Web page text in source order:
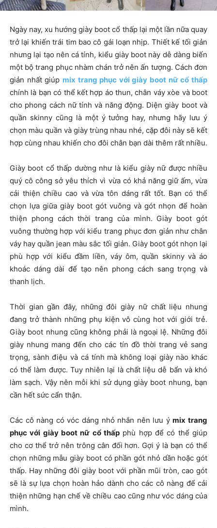
Ngày nay, xu hướng giày boot cổ thấp lại một lần nữa quay
trở lại khiến trái tim bao cô gái loạn nhịp. Thiết kế tối giản
nhưng lại tạo nên cá tính, kiểu giày boot này dễ dàng biến
một bộ trang phục nhàm chán trở nên ấn tượng. Cách đơn
giản nhất giúp mix trang phục với giày boot nữ cổ thấp
chính là bạn có thể kết hợp áo thun, chân váy xòe và boot
cho phong cách nữ tính và năng động. Diện giày boot và
quần skinny cũng là một ý tưởng hay, nhưng hãy lưu ý
chọn màu quần và giày trùng nhau nhé, cặp đôi này sẽ kết
hợp cùng nhau khiến cho đôi chân bạn dài thêm rất nhiều.
Giày boot cổ thấp dường như là kiểu giày nữ được nhiều
quý cô công sở yêu thích vì vừa có khả năng giữ ấm, vừa
cải thiện chiều cao và vừa tôn dáng rất tốt. Bạn có thể
chọn lựa giữa giày boot gót vuông và gót nhọn để hoàn
thiện phong cách thời trang của mình. Giày boot gót
vuông thường hợp với kiểu trang phục đơn giản như chân
váy hay quần jean màu sắc tối giản. Giày boot gót nhọn lại
phù hợp với kiểu đầm liền, váy ôm, quần skinny và áo
khoác dáng dài để tạo nên phong cách sang trọng và
thanh lịch.
Thời gian gần đây, những đôi giày nữ chất liệu nhung
đang trở thành những phụ kiện vô cùng hot với giới trẻ.
Giày boot nhung cũng không phải là ngoại lệ. Những đôi
giày nhung mang đến cho các tín đồ thời trang vẻ sang
trọng, sành điệu và cá tính mà không loại giày nào khác
có thể làm được. Tuy nhiên lại là chất liệu dễ bẩn và khó
làm sạch. Vậy nên mỗi khi sử dụng giày boot nhung, bạn
cần hết sức cẩn thận.
Các cô nàng có vóc dáng nhỏ nhắn nên lưu ýmix trang
phục với giày boot nữ cổ thấp phù hợp để có thể giúp
cho cơ thể trở nên trông cân đối hơn. Gợi ý là bạn có thể
chọn những mẫu giày boot có phần gót nhỏ dần hoặc gót
thấp. Hay những đôi giày boot với phần mũi tròn, cao gót
sẽ là sự lựa chọn hoàn hảo dành cho các cô nàng để cải
thiện những hạn chế về chiều cao cũng như vóc dáng của
mình.